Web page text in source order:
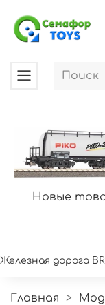
Новые
Железная дорога
Главная